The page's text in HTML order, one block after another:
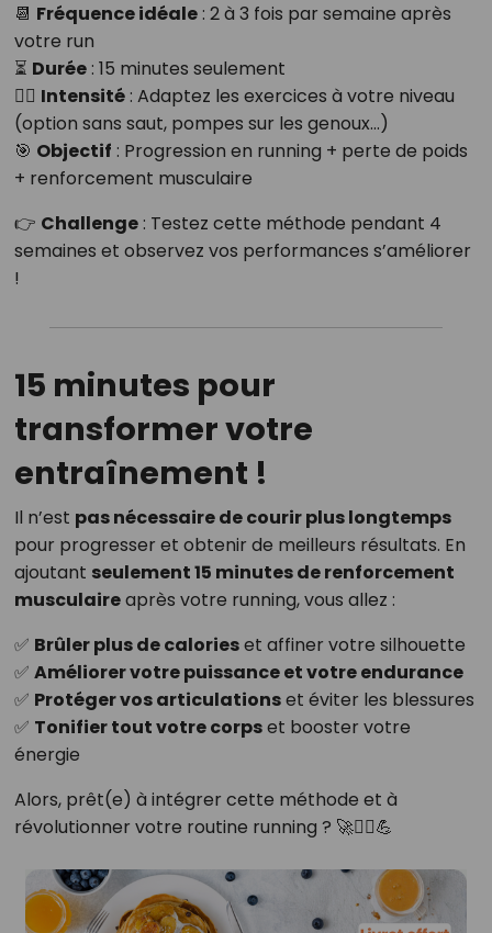
📆 Fréquence idéale: 2 à 3 fois par semaine après
votre run
⏳ Durée: 15 minutes seulement
🏋️‍♀️ Intensité: Adaptez les exercices à votre niveau
(option sans saut, pompes sur les genoux…)
🎯 Objectif : Progression en running + perte de poids
+ renforcement musculaire
👉 Challenge: Testez cette méthode pendant 4
semaines et observez vos performances s’améliorer
!
15 minutes pour
transformer votre
entraînement !
Il n’est pas nécessaire de courir plus longtemps
pour progresser et obtenir de meilleurs résultats. En
ajoutant seulement 15 minutes de renforcement
musculaireaprès votre running, vous allez :
✅ Brûler plus de calorieset affiner votre silhouette
✅ Améliorer votre puissance et votre endurance
✅ Protéger vos articulationset éviter les blessures
✅ Tonifier tout votre corpset booster votre
énergie
Alors, prêt(e) à intégrer cette méthode et à
révolutionner votre routine running ? 🚀🏃‍♀️💪